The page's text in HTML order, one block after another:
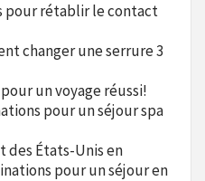
pour rétablir le contact
changer une serrure 3
un voyage réussi!
pour un séjour spa
des États-Unis en
pour un séjour en